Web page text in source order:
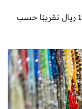
وتبدأ أسعار علب الشوكولاتة من 20 إلى 100 ريال تقريبًا حسب